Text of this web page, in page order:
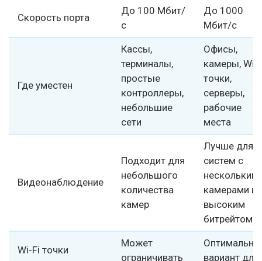
Скорость порта
До 100 Мбит/
с
До 1000
Мбит/с
Где уместен
Кассы,
терминалы,
простые
контроллеры,
небольшие
сети
Офисы,
камеры, Wi-
точки,
серверы,
рабочие
места
Видеонаблюдение
Подходит для
небольшого
количества
камер
Лучше для
систем с
камерами и
высоким
битрейтом
Wi-Fi точки
Может
ограничивать
вариант для